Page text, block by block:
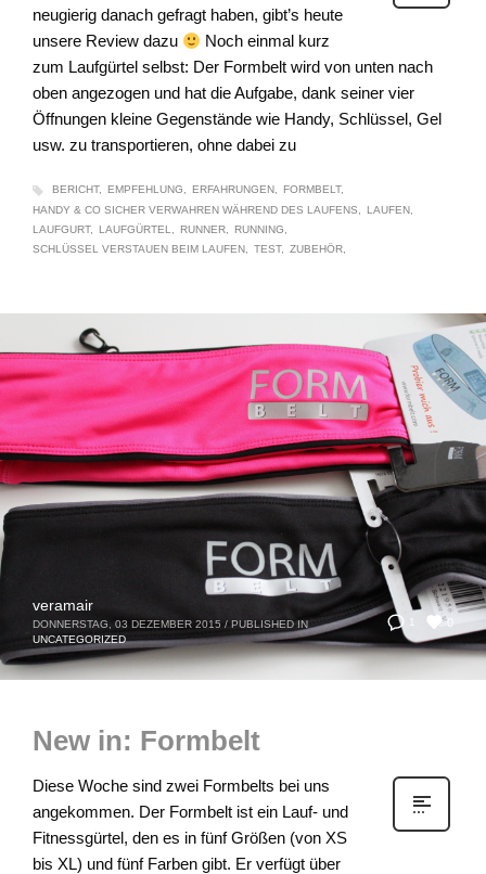
neugierig danach gefragt haben, gibt’s heute
unsere Review dazu
Noch einmal kurz
zum Laufgürtel selbst: Der Formbelt wird von unten nach
oben angezogen und hat die Aufgabe, dank seiner vier
Öffnungen kleine Gegenstände wie Handy, Schlüssel, Gel
usw. zu transportieren, ohne dabei zu
BERICHT EMPFEHLUNG ERFAHRUNGEN
FORMBELT
HANDY & CO SICHER VERWAHREN WÄHREND DES LAUFENS
LAUFEN
LAUFGURT
LAUFGÜRTEL RUNNER
RUNNING
SCHLÜSSEL VERSTAUEN BEIM LAUFEN
TEST ZUBEHÖR
1
veramair
DONNERSTAG, 03 DEZEMBER 2015 / PUBLISHED IN
UNCATEGORIZED
New in: Formbelt
Diese Woche sind zwei Formbelts bei uns
angekommen. Der Formbelt ist ein Lauf- und
Fitnessgürtel, den es in fünf Größen (von XS
bis XL) und fünf Farben gibt. Er verfügt über